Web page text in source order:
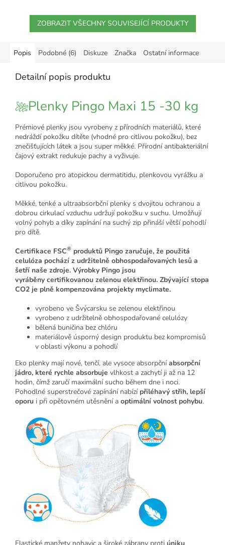
ZOBRAZIT VŠECHNY SOUVISEJÍCÍ PRODUKTY
Popis Podobné (6) Diskuze Značka Ostatní informace
Detailní popis produktu
Plenky Pingo Maxi 15 -30 kg
Prémiové plenky jsou vyrobeny z přírodních materiálů, které
nedráždí pokožku dítěte (vhodné pro citlivou pokožku), bez
znečišťujících látek a jsou super měkké. Přírodní antibakteriální
čajový extrakt redukuje pachy a vyživuje.
Doporučeno pro atopickou dermatitidu, plenkovou vyrážku a
citlivou pokožku.
Měkké, tenké a ultraabsorbční plenky s dvojitou ochranou a
dobrou cirkulací vzduchu udržují pokožku v suchu. Umožňují
volný pohyb a díky zapínání na suchý zip přináší větší pohodlí
pro dítě.
Certifikace FSC® produktů Pingo zaručuje, že použitá
celulóza pochází z udržitelně obhospodařovaných lesů a
šetří naše zdroje. Výrobky Pingo jsou
vyráběny certifikovanou zelenou elektřinou. Zbývající stopa
CO2 je plně kompenzována projekty myclimate.
vyrobeno ve Švýcarsku se zelenou elektřinou
vyrobeno z udržitelně obhospodařované celulózy
bělená buničina bez chlóru
materiálově úsporný design produktu bez kompromisů
v oblasti výkonu a pohodlí
Eko plenky mají nové, tenčí, ale vysoce absorpčníabsorpční
jádro, které rychle absorbuje vlhkost a zachytí ji až na 12
hodin, čímž zaručí maximální sucho během dne i noci.
Pohodlné superstrečové zapínání nabízí přiléhavý střih, lepší
oporu i při opětovném utěsnění a optimální volnost pohybu.
Elastické manžety nohavic a široké zábrany proti úniku